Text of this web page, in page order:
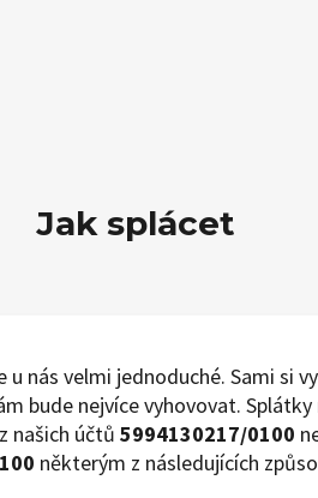
Jak splácet
u nás velmi jednoduché. Sami si
bude nejvíce vyhovovat.
našich účtů 5994130217/0100
některým z následujících